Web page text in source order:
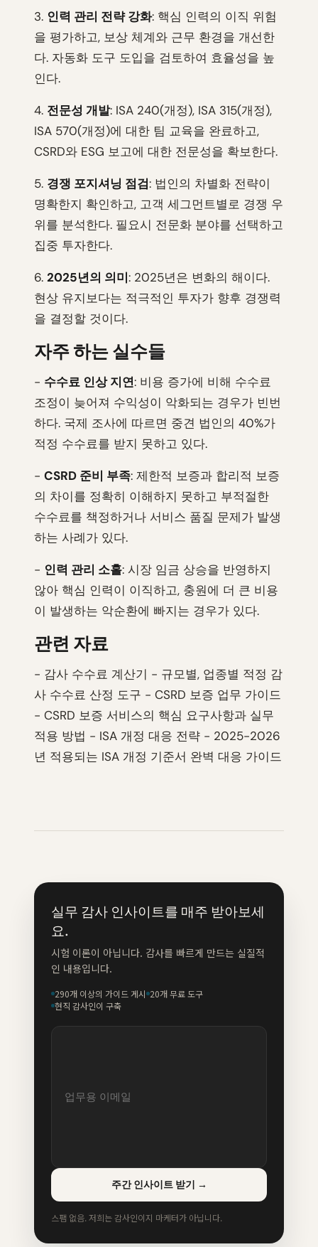
3. 인력 관리 전략 강화: 핵심 인력의 이직 위험
을 평가하고, 보상 체계와 근무 환경을 개선한
다. 자동화 도구 도입을 검토하여 효율성을 높
인다.
4. 전문성 개발: ISA 240(개정), ISA 315(개정),
ISA 570(개정)에 대한 팀 교육을 완료하고,
CSRD와 ESG 보고에 대한 전문성을 확보한다.
5. 경쟁 포지셔닝 점검: 법인의 차별화 전략이
명확한지 확인하고, 고객 세그먼트별로 경쟁 우
위를 분석한다. 필요시 전문화 분야를 선택하고
집중 투자한다.
6. 2025년의 의미: 2025년은 변화의 해이다.
현상 유지보다는 적극적인 투자가 향후 경쟁력
을 결정할 것이다.
자주 하는 실수들
- 수수료 인상 지연: 비용 증가에 비해 수수료
조정이 늦어져 수익성이 악화되는 경우가 빈번
하다. 국제 조사에 따르면 중견 법인의 40%가
적정 수수료를 받지 못하고 있다.
- CSRD 준비 부족: 제한적 보증과 합리적 보증
의 차이를 정확히 이해하지 못하고 부적절한
수수료를 책정하거나 서비스 품질 문제가 발생
하는 사례가 있다.
- 인력 관리 소홀: 시장 임금 상승을 반영하지
않아 핵심 인력이 이직하고, 충원에 더 큰 비용
이 발생하는 악순환에 빠지는 경우가 있다.
관련 자료
- 감사 수수료 계산기 - 규모별, 업종별 적정 감
사 수수료 산정 도구 - CSRD 보증 업무 가이드
- CSRD 보증 서비스의 핵심 요구사항과 실무
적용 방법 - ISA 개정 대응 전략 - 2025-2026
년 적용되는 ISA 개정 기준서 완벽 대응 가이드
실무 감사 인사이트를 매주 받아보세
요.
시험 이론이 아닙니다. 감사를 빠르게 만드는 실질적
인 내용입니다.
290개 이상의 가이드 게시 20개 무료 도구
현직 감사인이 구축
주간 인사이트 받기 →
스팸 없음. 저희는 감사인이지 마케터가 아닙니다.